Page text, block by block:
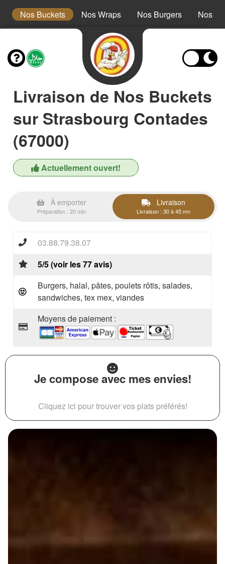
Nos Buckets Nos Wraps Nos Burgers Nos
Livraison de Nos Buckets
sur Strasbourg Contades
(67000)
Actuellement ouvert!
À emporter
Préparation : 20 min
Livraison
Livraison : 30 à 45 mn
03.88.79.38.07
5/5 (voir les 77 avis)
Burgers, halal, pâtes, poulets rôtis, salades,
sandwiches, tex mex, viandes
Moyens de paiement :
Je compose avec mes envies!
Cliquez ici pour trouver vos plats préférés!